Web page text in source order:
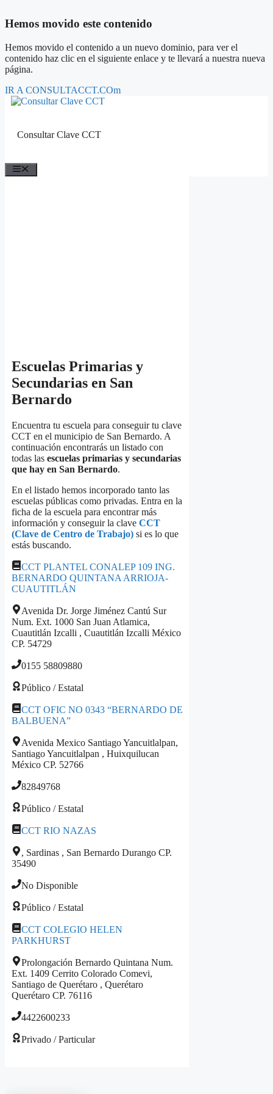
Hemos movido este contenido
Hemos movido el contenido a un nuevo dominio, para ver el
contenido haz clic en el siguiente enlace y te llevará a nuestra nueva
página.
IR A CONSULTACCT.COm
Saltar
Consultar Clave CCT
Escuelas Primarias y
Secundarias en San
Bernardo
Encuentra tu escuela para conseguir tu clave
CCT en el municipio de San Bernardo. A
continuación encontrarás un listado con
todas las escuelas primarias y secundarias
que hay en San Bernardo.
En el listado hemos incorporado tanto las
escuelas públicas como privadas. Entra en la
ficha de la escuela para encontrar más
información y conseguir la clave CCT
(Clave de Centro de Trabajo) si es lo que
estás buscando.
CCT PLANTEL CONALEP 109 ING.
BERNARDO QUINTANA ARRIOJA-
CUAUTITLÁN
Avenida Dr. Jorge Jiménez Cantú Sur
Num. Ext. 1000 San Juan Atlamica,
Cuautitlán Izcalli , Cuautitlán Izcalli México
CP. 54729
0155 58809880
Público / Estatal
CCT OFIC NO 0343 “BERNARDO DE
BALBUENA”
Avenida Mexico Santiago Yancuitlalpan,
Santiago Yancuitlalpan , Huixquilucan
México CP. 52766
82849768
Público / Estatal
CCT RIO NAZAS
, Sardinas , San Bernardo Durango CP.
35490
No Disponible
Público / Estatal
CCT COLEGIO HELEN
PARKHURST
Prolongación Bernardo Quintana Num.
Ext. 1409 Cerrito Colorado Comevi,
Santiago de Querétaro , Querétaro
Querétaro CP. 76116
4422600233
Privado / Particular